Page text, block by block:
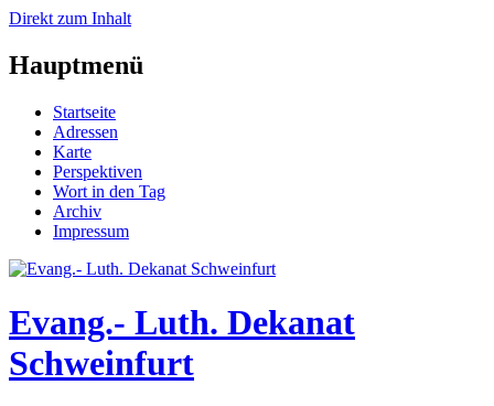
Direkt zum Inhalt
Hauptmenü
Startseite
Adressen
Karte
Perspektiven
Wort in den Tag
Archiv
Impressum
Evang.- Luth. Dekanat
Schweinfurt